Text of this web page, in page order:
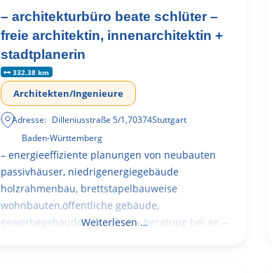
– architekturbüro beate schlüter –
freie architektin, innenarchitektin +
stadtplanerin
332.38 km
Architekten/Ingenieure
Adresse: Dilleniusstraße 5/1,70374Stuttgart
Baden-Württemberg
– energieeffiziente planungen von neubauten
passivhäuser, niedrigenergiegebäude
holzrahmenbau, brettstapelbauweise
wohnbauten,öffentliche gebäude,
gewerbegebäude – planung + beratung bei an –
Weiterlesen …